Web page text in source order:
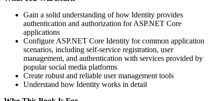
Gain a solid understanding of how Identity provides
authentication and authorization for ASP.NET Core
applications
Configure ASP.NET Core Identity for common application
scenarios, including self-service registration, user
management, and authentication with services provided by
popular social media platforms
Create robust and reliable user management tools
Understand how Identity works in detail